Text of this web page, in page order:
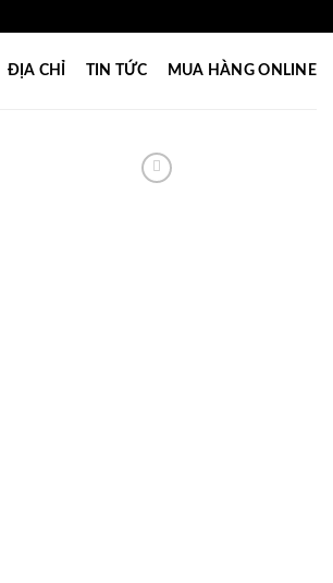
ĐỊA CHỈ TIN TỨC MUA HÀNG ONLINE